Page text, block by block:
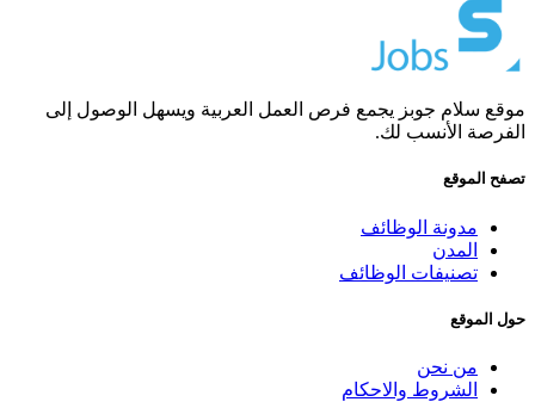
موقع سلام جوبز يجمع فرص العمل العربية ويسهل الوصول إلى
الفرصة الأنسب لك.
تصفح الموقع
مدونة الوظائف
المدن
تصنيفات الوظائف
حول الموقع
من نحن
الشروط والاحكام